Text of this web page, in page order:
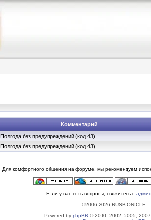
Комментарий
Полгода без предупреждений (код 43)
Полгода без предупреждений (код 43)
Для комфортного общения на форуме, мы рекомендуем
Если у вас есть вопросы, свяжитесь с
©2006-2026 RUSBIONICLE
Powered by phpBB © 2000, 2002, 2005,